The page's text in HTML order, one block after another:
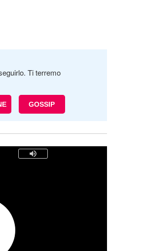
Ti terremo
GOSSIP